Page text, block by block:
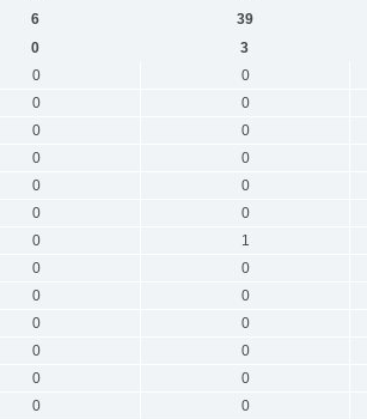
6 39
0 3
0 0
0 0
0 0
0 0
0 0
0 0
0 1
0 0
0 0
0 0
0 0
0 0
0 0